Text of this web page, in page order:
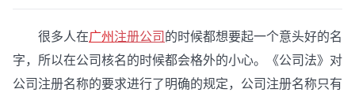
很多人在广州 注册公司 的时候都想要起一个意头好的名
字，所以在公司核名的时候都会格外的小心。《公司法》对
公司注册名称的要求进行了明确的规定，公司注册名称只有